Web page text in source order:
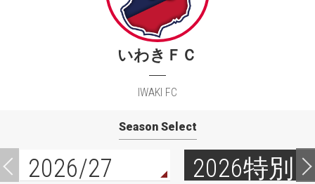
いわきＦＣ
IWAKI FC
Season Select
2026/27 2026特別